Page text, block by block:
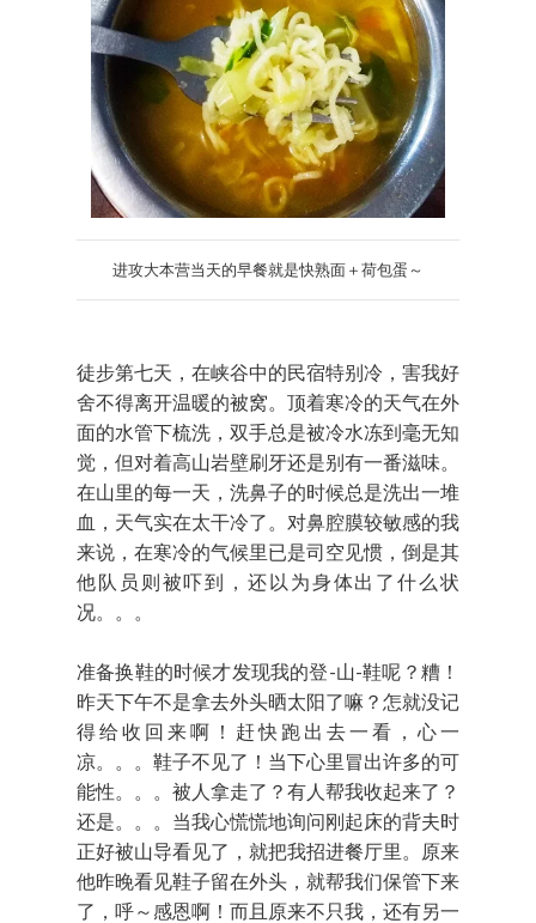
进攻大本营当天的早餐就是快熟面＋荷包蛋～
徒步第七天，在峡谷中的民宿特别冷，害我好
舍不得离开温暖的被窝。顶着寒冷的天气在外
面的水管下梳洗，双手总是被冷水冻到毫无知
觉，但对着高山岩壁刷牙还是别有一番滋味。
在山里的每一天，洗鼻子的时候总是洗出一堆
血，天气实在太干冷了。对鼻腔膜较敏感的我
来说，在寒冷的气候里已是司空见惯，倒是其
他队员则被吓到，还以为身体出了什么状
况。。。
准备换鞋的时候才发现我的登-山-鞋呢？糟！
昨天下午不是拿去外头晒太阳了嘛？怎就没记
得给收回来啊！赶快跑出去一看，心一
凉。。。鞋子不见了！当下心里冒出许多的可
能性。。。被人拿走了？有人帮我收起来了？
还是。。。当我心慌慌地询问刚起床的背夫时
正好被山导看见了，就把我招进餐厅里。原来
他昨晚看见鞋子留在外头，就帮我们保管下来
了，呼～感恩啊！而且原来不只我，还有另一